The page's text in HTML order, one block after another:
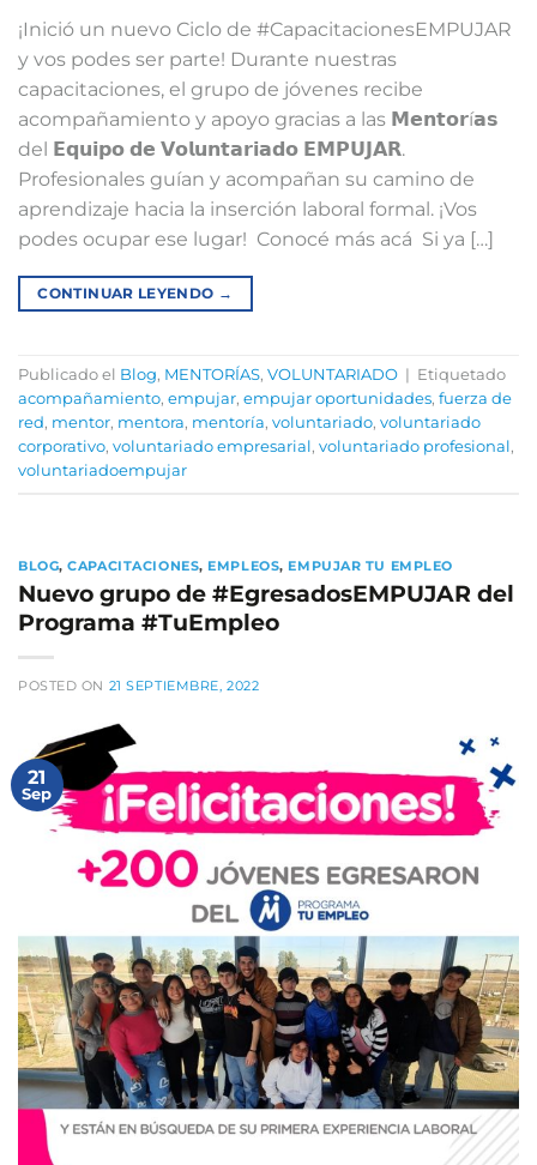
¡Inició un nuevo Ciclo de #CapacitacionesEMPUJAR
y vos podes ser parte!⁣⁣⁣ ⁣⁣⁣Durante nuestras
capacitaciones, el grupo de jóvenes recibe
acompañamiento y apoyo gracias a las 𝗠𝗲𝗻𝘁𝗼𝗿í𝗮𝘀
del 𝗘𝗾𝘂𝗶𝗽𝗼 𝗱𝗲 𝗩𝗼𝗹𝘂𝗻𝘁𝗮𝗿𝗶𝗮𝗱𝗼 𝗘𝗠𝗣𝗨𝗝𝗔𝗥.
Profesionales guían y acompañan su camino de
aprendizaje hacia la inserción laboral formal.⁣⁣⁣ ⁣⁣⁣¡Vos
podes ocupar ese lugar! Conocé más acá ⁣⁣ ⁣⁣⁣⁣⁣Si ya […]
CONTINUAR LEYENDO →
Publicado el Blog, MENTORÍAS, VOLUNTARIADO
Etiquetado
acompañamiento, empujar, empujar oportunidades, fuerza de
red, mentor, mentora, mentoría, voluntariado, voluntariado
corporativo, voluntariado empresarial , voluntariado profesional ,
voluntariadoempujar
BLOG,CAPACITACIONES, EMPLEOS, EMPUJAR TU EMPLEO
Nuevo grupo de #EgresadosEMPUJAR del
Programa #TuEmpleo
POSTED ON 21 SEPTIEMBRE, 2022
21
Sep